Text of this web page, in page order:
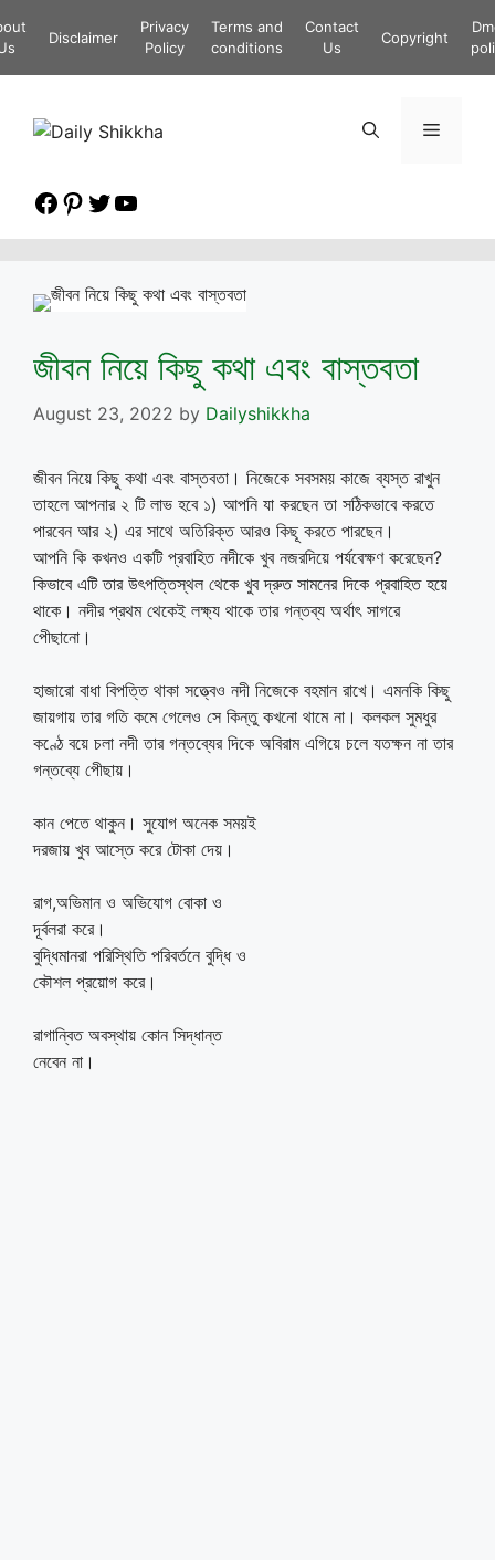
to
Disclaimer
Privacy
Policy
Terms and
conditions
Contact
Us
Copyright
Menu
Facebook
Pinterest
Twitter
YouTube
জীবন নিয়ে কিছু কথা এবং বাস্তবতা
August 23, 2022 by Dailyshikkha
জীবন নিয়ে কিছু কথা এবং বাস্তবতা। নিজেকে সবসময় কাজে ব্যস্ত রাখুন
তাহলে আপনার ২ টি লাভ হবে ১) আপনি যা করছেন তা সঠিকভাবে করতে
পারবেন আর ২) এর সাথে অতিরিক্ত আরও কিছূ করতে পারছেন।
আপনি কি কখনও একটি প্রবাহিত নদীকে খুব নজরদিয়ে পর্যবেক্ষণ করেছেন?
কিভাবে এটি তার উৎপত্তিস্থল থেকে খুব দ্রুত সামনের দিকে প্রবাহিত হয়ে
থাকে। নদীর প্রথম থেকেই লক্ষ্য থাকে তার গন্তব্য অর্থাৎ সাগরে
পেীছানো।
হাজারো বাধা বিপত্তি থাকা সত্ত্বেও নদী নিজেকে বহমান রাখে। এমনকি কিছু
জায়গায় তার গতি কমে গেলেও সে কিন্তু কখনো থামে না। কলকল সুমধুর
কণ্ঠে বয়ে চলা নদী তার গন্তব্যের দিকে অবিরাম এগিয়ে চলে যতক্ষন না তার
গন্তব্যে পেীছায়।
কান পেতে থাকুন। সুযোগ অনেক সময়ই
দরজায় খুব আস্তে করে টোকা দেয়।
রাগ,অভিমান ও অভিযোগ বোকা ও
দূর্বলরা করে।
বুদ্ধিমানরা পরিস্থিতি পরিবর্তনে বুদ্ধি ও
কৌশল প্রয়োগ করে।
রাগান্বিত অবস্থায় কোন সিদ্ধান্ত
নেবেন না।